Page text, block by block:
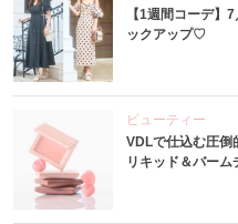
【1週間コーデ】
ックアップ♡
ビューティー
VDLで仕込む圧
リキッド＆バーム